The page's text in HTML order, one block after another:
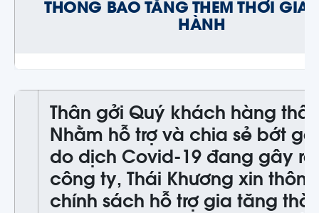
THÔNG BÁO TĂNG THÊM THỜI
HÀNH
Thân gởi Quý khách hàng
Nhằm hỗ trợ và chia sẻ bớt
do dịch Covid-19 đang gây
công ty, Thái Khương xin
chính sách hỗ trợ gia tăng